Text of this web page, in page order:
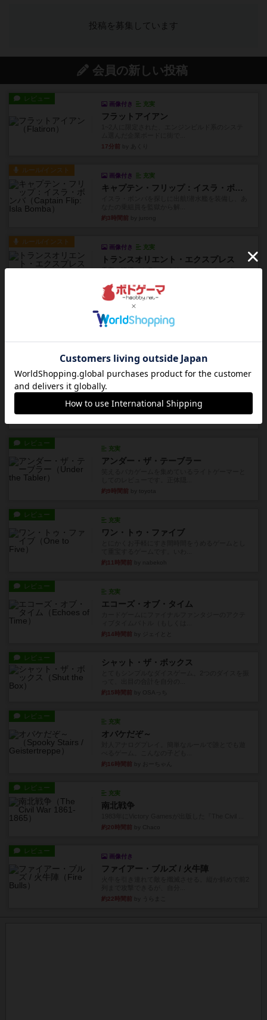
投稿を募集しています
会員の新しい投稿
レビュー
画像付き 充実
フラットアイアン
17分前
ルール/インスト
画像付き 充実
キャプテン・フリップ：イスラ・ボンバ
約3時間前
ルール/インスト
画像付き 充実
トランスオリエント・エクスプレス
乗客の皆様、トランスオリエント・エクスプレス
約4時間前 by jurong
画像付き 充実
世界に浸れる度 ☆☆☆☆★楽しさ ☆☆☆☆★
約5時間前by DKnewyork
レビュー 花火：スターマイン
自分のカードは見えず他のプレイヤーのカードが
見える状態でカードを教えた...
レビュー
充実
アンダー・ザ・テーブラー
約9時間前
レビュー
充実
ワン・トゥ・ファイブ
約11時間前
レビュー
充実
エコーズ・オブ・タイム
約14時間前
レビュー シャット・ザ・ボックス
約15時間前
レビュー
充実
オバケだぞ～
約16時間前
レビュー
充実
南北戦争
約20時間前
レビュー
画像付き
ファイアー・ブルズ / 火牛陣
約22時間前